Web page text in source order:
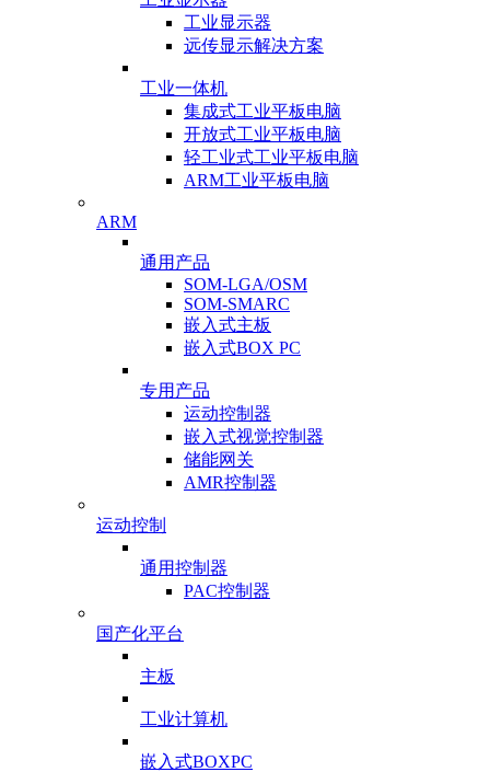
工业显示器
远传显示解决方案
工业一体机
集成式工业平板电脑
开放式工业平板电脑
轻工业式工业平板电脑
ARM工业平板电脑
ARM
通用产品
SOM-LGA/OSM
SOM-SMARC
嵌入式主板
嵌入式BOX PC
专用产品
运动控制器
嵌入式视觉控制器
储能网关
AMR控制器
运动控制
通用控制器
PAC控制器
国产化平台
主板
工业计算机
嵌入式BOXPC